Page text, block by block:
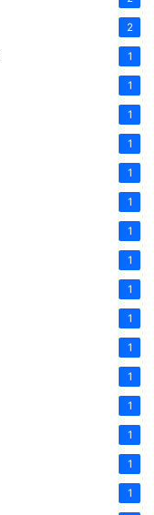
2
1
1
1
1
1
1
1
1
1
1
1
1
1
1
1
1